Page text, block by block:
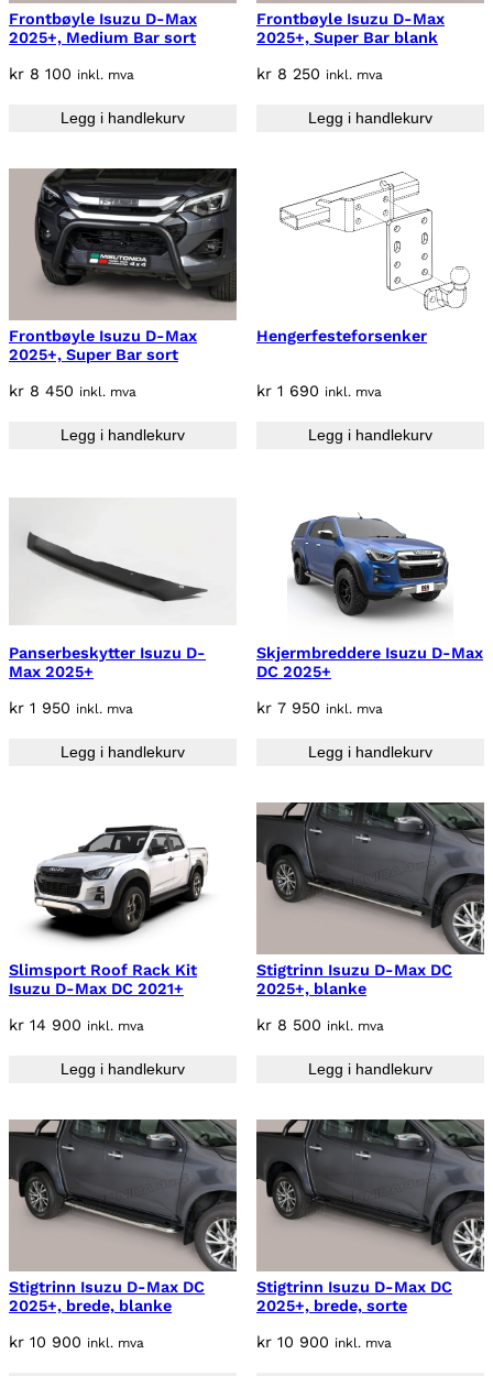
Frontbøyle Isuzu D-Max
2025+, Medium Bar sort
kr 8 100 inkl. mva
Legg i handlekurv
Frontbøyle Isuzu D-Max
2025+, Super Bar blank
kr 8 250 inkl. mva
Legg i handlekurv
Frontbøyle Isuzu D-Max
2025+, Super Bar sort
kr 8 450 inkl. mva
Legg i handlekurv
Hengerfesteforsenker
kr 1 690 inkl. mva
Legg i handlekurv
Panserbeskytter Isuzu D-
Max 2025+
kr 1 950 inkl. mva
Legg i handlekurv
Skjermbreddere Isuzu D-Max
DC 2025+
kr 7 950 inkl. mva
Legg i handlekurv
Slimsport Roof Rack Kit
Isuzu D-Max DC 2021+
kr 14 900 inkl. mva
Legg i handlekurv
Stigtrinn Isuzu D-Max DC
2025+, blanke
kr 8 500 inkl. mva
Legg i handlekurv
Stigtrinn Isuzu D-Max DC
2025+, brede, blanke
kr 10 900 inkl. mva
Stigtrinn Isuzu D-Max DC
2025+, brede, sorte
kr 10 900 inkl. mva